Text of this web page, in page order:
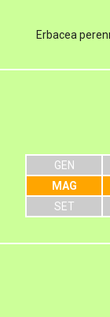
Erbacea
GEN
MAG
SET